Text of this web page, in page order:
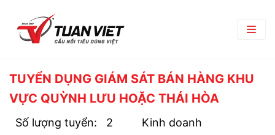
TRANG CHỦ
GIỚI THIỆU
Giới Thiệu Chung
TRUNG TÂM THƯƠNG MẠI
TUYỂN DỤNG GIÁM SÁT BÁN HÀNG KHU
VỰC QUỲNH LƯU HOẶC THÁI HÒA
Số lượng tuyển: 2
Kinh doanh